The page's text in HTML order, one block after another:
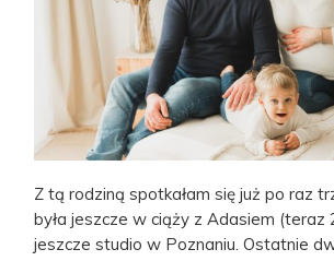
Z tą rodziną spotkałam się już po raz
była jeszcze w ciąży z Adasiem (teraz
jeszcze studio w Poznaniu. Ostatnie